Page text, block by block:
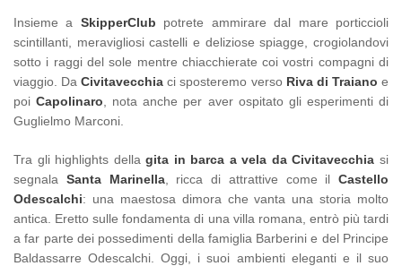
Insieme a SkipperClub potrete ammirare dal mare porticcioli
scintillanti, meravigliosi castelli e deliziose spiagge, crogiolandovi
sotto i raggi del sole mentre chiacchierate coi vostri compagni di
viaggio. DaCivitavecchia ci sposteremo verso Riva di Traiano e
poiCapolinaro , nota anche per aver ospitato gli esperimenti di
Guglielmo Marconi.
Tra gli highlights dellagita in barca a vela da Civitavecchia si
segnala Santa Marinella, ricca di attrattive come il Castello
Odescalchi: una maestosa dimora che vanta una storia molto
antica. Eretto sulle fondamenta di una villa romana, entrò più tardi
a far parte dei possedimenti della famiglia Barberini e del Principe
Baldassarre Odescalchi. Oggi, i suoi ambienti eleganti e il suo